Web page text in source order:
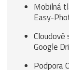
Mobilná
Easy-
Cloudové
Google
Podpora